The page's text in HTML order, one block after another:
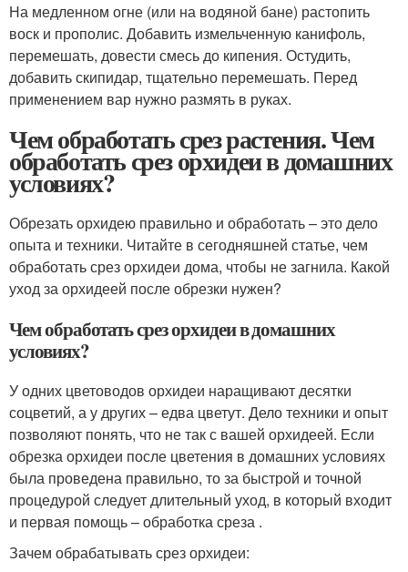
На медленном огне (или на водяной бане) растопить
воск и прополис. Добавить измельченную канифоль,
перемешать, довести смесь до кипения. Остудить,
добавить скипидар, тщательно перемешать. Перед
применением вар нужно размять в руках.
Чем обработать срез растения. Чем
обработать срез орхидеи в домашних
условиях?
Обрезать орхидею правильно и обработать – это дело
опыта и техники. Читайте в сегодняшней статье, чем
обработать срез орхидеи дома, чтобы не загнила. Какой
уход за орхидеей после обрезки нужен?
Чем обработать срез орхидеи в домашних
условиях?
У одних цветоводов орхидеи наращивают десятки
соцветий, а у других – едва цветут. Дело техники и опыт
позволяют понять, что не так с вашей орхидеей. Если
обрезка орхидеи после цветения в домашних условиях
была проведена правильно, то за быстрой и точной
процедурой следует длительный уход, в который входит
и первая помощь – обработка среза .
Зачем обрабатывать срез орхидеи: